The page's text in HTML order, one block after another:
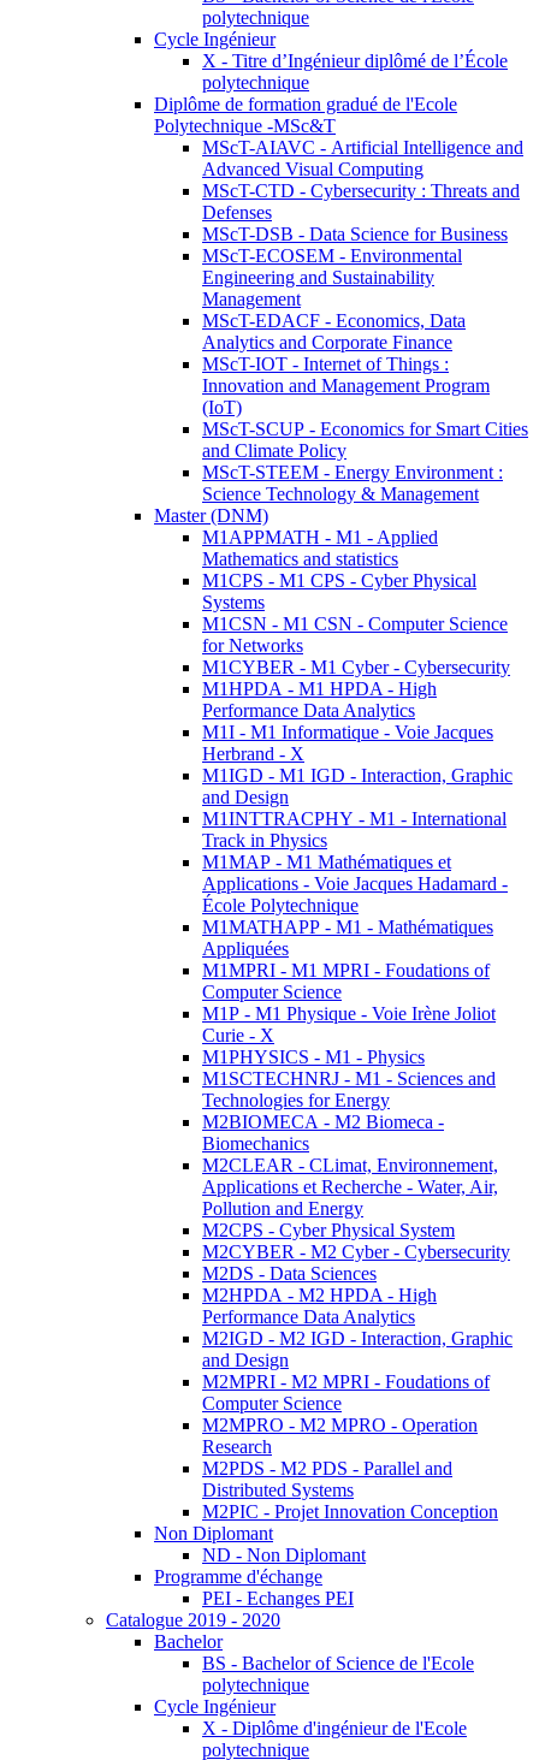
polytechnique
Cycle Ingénieur
X - Titre d’Ingénieur diplômé de l’École
polytechnique
Diplôme de formation gradué de l'Ecole
Polytechnique -MSc&T
MScT-AIAVC - Artificial Intelligence and
Advanced Visual Computing
MScT-CTD - Cybersecurity : Threats and
Defenses
MScT-DSB - Data Science for Business
MScT-ECOSEM - Environmental
Engineering and Sustainability
Management
MScT-EDACF - Economics, Data
Analytics and Corporate Finance
MScT-IOT - Internet of Things :
Innovation and Management Program
(IoT)
MScT-SCUP - Economics for Smart Cities
and Climate Policy
MScT-STEEM - Energy Environment :
Science Technology & Management
Master (DNM)
M1APPMATH - M1 - Applied
Mathematics and statistics
M1CPS - M1 CPS - Cyber Physical
Systems
M1CSN - M1 CSN - Computer Science
for Networks
M1CYBER - M1 Cyber - Cybersecurity
M1HPDA - M1 HPDA - High
Performance Data Analytics
M1I - M1 Informatique - Voie Jacques
Herbrand - X
M1IGD - M1 IGD - Interaction, Graphic
and Design
M1INTTRACPHY - M1 - International
Track in Physics
M1MAP - M1 Mathématiques et
Applications - Voie Jacques Hadamard -
École Polytechnique
M1MATHAPP - M1 - Mathématiques
Appliquées
M1MPRI - M1 MPRI - Foudations of
Computer Science
M1P - M1 Physique - Voie Irène Joliot
Curie - X
M1PHYSICS - M1 - Physics
M1SCTECHNRJ - M1 - Sciences and
Technologies for Energy
M2BIOMECA - M2 Biomeca -
Biomechanics
M2CLEAR - CLimat, Environnement,
Applications et Recherche - Water, Air,
Pollution and Energy
M2CPS - Cyber Physical System
M2CYBER - M2 Cyber - Cybersecurity
M2DS - Data Sciences
M2HPDA - M2 HPDA - High
Performance Data Analytics
M2IGD - M2 IGD - Interaction, Graphic
and Design
M2MPRI - M2 MPRI - Foudations of
Computer Science
M2MPRO - M2 MPRO - Operation
Research
M2PDS - M2 PDS - Parallel and
Distributed Systems
M2PIC - Projet Innovation Conception
Non Diplomant
ND - Non Diplomant
Programme d'échange
PEI - Echanges PEI
Catalogue 2019 - 2020
Bachelor
BS - Bachelor of Science de l'Ecole
polytechnique
Cycle Ingénieur
X - Diplôme d'ingénieur de l'Ecole
polytechnique